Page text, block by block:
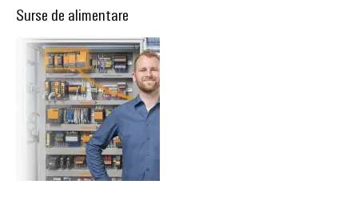
cabluri
personalizate
Surse de alimentare